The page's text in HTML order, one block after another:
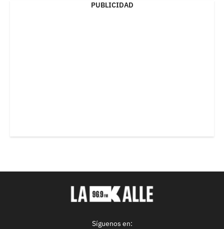
PUBLICIDAD
Síguenos en: